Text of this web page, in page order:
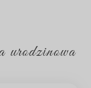
urodzinowa